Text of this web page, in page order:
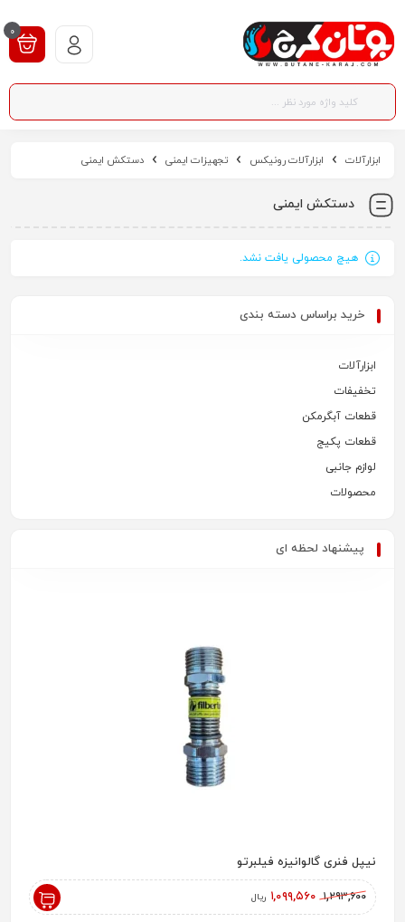
0
ابزارآلات ابزارآلات رونیکس تجهیزات ایمنی دستکش ایمنی
دستکش ایمنی
هیچ محصولی یافت نشد.
خرید براساس دسته بندی
ابزارآلات
تخفیفات
قطعات آبگرمکن
قطعات پکیج
لوازم جانبی
محصولات
پیشنهاد لحظه ای
نیپل فنری گالوانیزه فیلبرتو
۱,۲۹۳,۶۰۰ ۱,۰۹۹,۵۶۰ ریال